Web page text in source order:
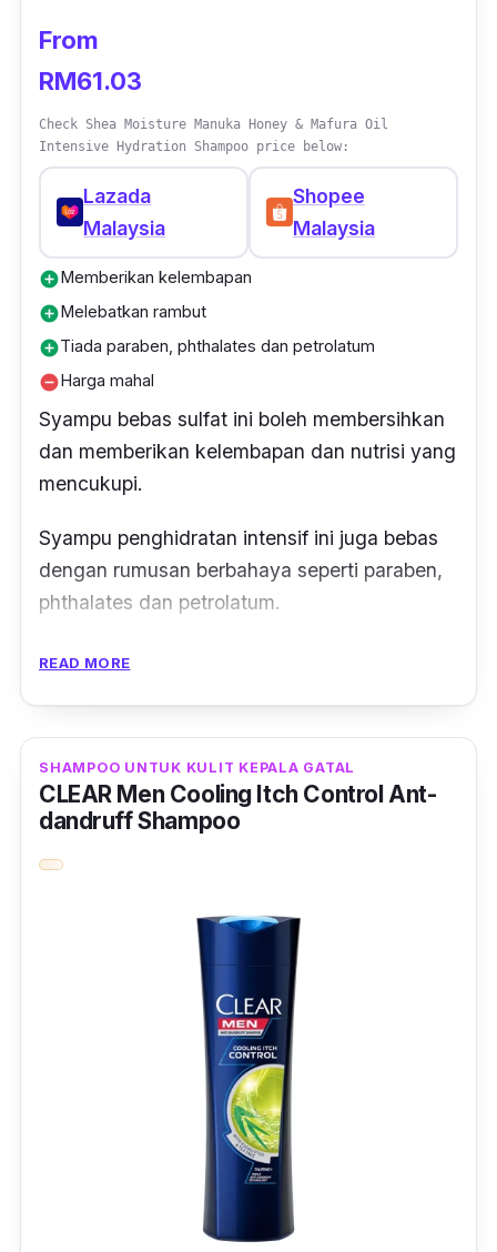
From
RM61.03
Check Shea Moisture Manuka Honey & Mafura Oil
Intensive Hydration Shampoo price below:
Lazada
Malaysia
Shopee
Malaysia
add_circleMemberikan kelembapan
add_circleMelebatkan rambut
add_circleTiada paraben, phthalates dan petrolatum
remove_circleHarga mahal
Syampu bebas sulfat ini boleh membersihkan
dan memberikan kelembapan dan nutrisi yang
mencukupi.
Syampu penghidratan intensif ini juga bebas
dengan rumusan berbahaya seperti paraben,
phthalates dan petrolatum.
Jadi kulit dan helaian rambut lebih kelihatan
Malah dengan campuran kandungan mentega
Shea Organik, madu Manuka, minyak Mafura
dan Baobab dapat memulihkan, menguatkan
dan melembutkan rambut.
Kesan ini juga dapat menjadikan rambut anda
lebih kuat, lembut dan tidak bercabang pada
READ MORE
SHAMPOO UNTUK KULIT KEPALA GATAL
CLEAR Men Cooling Itch Control Ant-
dandruff Shampoo